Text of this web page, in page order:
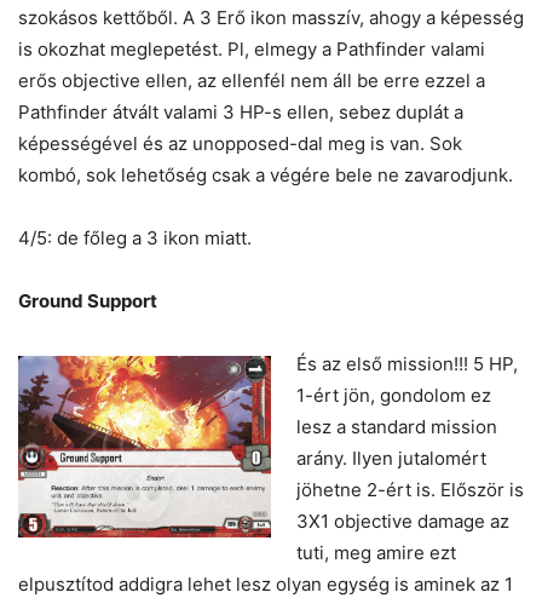
szokásos kettőből. A 3 Erő ikon masszív, ahogy a képesség
is okozhat meglepetést. Pl, elmegy a Pathfinder valami
erős objective ellen, az ellenfél nem áll be erre ezzel a
Pathfinder átvált valami 3 HP-s ellen, sebez duplát a
képességével és az unopposed-dal meg is van. Sok
kombó, sok lehetőség csak a végére bele ne zavarodjunk.
4/5: de főleg a 3 ikon miatt.
Ground Support
És az első mission!!! 5 HP,
1-ért jön, gondolom ez
lesz a standard mission
arány. Ilyen jutalomért
jöhetne 2-ért is. Először is
3X1 objective damage az
tuti, meg amire ezt
elpusztítod addigra lehet lesz olyan egység is aminek az 1